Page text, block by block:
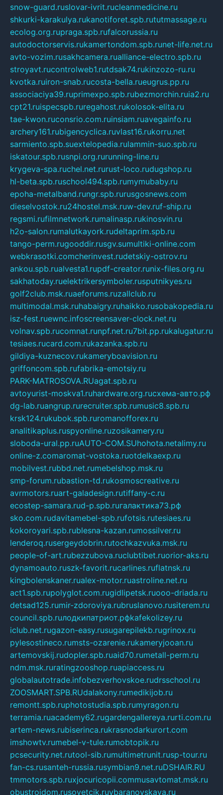
snow-guard.ruslovar-ivrit.rucleanmedicine.ru
shkurki-karakulya.rukanotiforet.spb.rututmassage.ru
ecolog.org.rupraga.spb.rufalcorussia.ru
autodoctorservis.rukamertondom.spb.runet-life.net.ru
avto-vozim.rusakhcamera.rualliance-electro.spb.ru
stroyavt.rucontrolweb1.rutdsak74.rukinzozo-ru.ru
kvotka.ruiron-snab.rucosta-bella.rueugrus.pp.ru
associaciya39.ruprimexpo.spb.rubezmorchin.ruia2.ru
cpt21.ruispecspb.ruregahost.rukolosok-elita.ru
tae-kwon.ruconsrio.com.ruinsiam.ruavegainfo.ru
archery161.rubigencyclica.ruvlast16.rukorru.net
sarmiento.spb.suextelopedia.rulammin-suo.spb.ru
iskatour.spb.rusnpi.org.rurunning-line.ru
krygeva-spa.ruchel.net.rurust-loco.rudugshop.ru
hl-beta.spb.ruschool494.spb.rumymubaby.ru
epoha-metalband.rungr.spb.rurusgosnews.com
dieselvostok.ru24hostel.msk.ruw-dev.ruf-ship.ru
regsmi.rufilmnetwork.rumalinasp.rukinosvin.ru
h2o-salon.rumalutkayork.rudeltaprim.spb.ru
tango-perm.rugooddir.rusgv.sumultiki-online.com
webkrasotki.comcherinvest.rudetskiy-ostrov.ru
ankou.spb.rualvesta1.rupdf-creator.runix-files.org.ru
sakhatoday.ruelektrikersymboler.rusputnikyes.ru
golf2club.msk.ruaeforums.ruzallclub.ru
multimodal.msk.ruhabaigry.ruhaikko.rusobakopedia.ru
isz-fest.ruewnc.infoscreensaver-clock.net.ru
volnav.spb.rucomnat.runpf.net.ru7bit.pp.rukalugatur.ru
tesiaes.rucard.com.rukazanka.spb.ru
gildiya-kuznecov.rukameryboavision.ru
griffoncom.spb.rufabrika-emotsiy.ru
PARK-MATROSOVA.RUagat.spb.ru
avtoyurist-moskva1.ruhardware.org.ruсхема-авто.рф
dg-lab.ruangrup.rurecruiter.spb.rumusic8.spb.ru
krsk124.rukubok.spb.ruromanofforex.ru
analitikaplus.ruspyonline.ruzosikamery.ru
sloboda-ural.pp.ruAUTO-COM.SUhohota.netalimy.ru
online-z.comaromat-vostoka.ruotdelkaexp.ru
mobilvest.rubbd.net.rumebelshop.msk.ru
smp-forum.rubastion-td.rukosmoscreative.ru
avrmotors.ruart-galadesign.rutiffany-c.ru
ecostep-samara.rud-p.spb.ruгалактика73.рф
sko.com.rudavitamebel-spb.rufotsis.rutesiaes.ru
kokoroyari.spb.rublesna-kazan.rumossilver.ru
lenderoq.rusergeydobrin.rutochkazvuka.msk.ru
people-of-art.rubezzubova.ruclubtibet.ruorior-aks.ru
dynamoauto.ruszk-favorit.rucarlines.ruflatnsk.ru
kingbolenskaner.rualex-motor.ruastroline.net.ru
act1.spb.rupolyglot.com.rugidlipetsk.ruooo-driada.ru
detsad125.rumir-zdoroviya.rubruslanovo.rusiterem.ru
council.spb.ruлодкипатриот.рфkafekolizey.ru
iclub.net.rugazon-easy.rusugarepilekb.rugrinox.ru
pylesostineco.rumsts-ozarenie.rukameryjooan.ru
artemovskij.rudopler.spb.ruaid70.rumetall-perm.ru
ndm.msk.ruratingzooshop.ruapiaccess.ru
globalautotrade.infobezverhovskoe.rudrsschool.ru
ZOOSMART.SPB.RUdalakony.rumedikijob.ru
remontt.spb.ruphotostudia.spb.rumyragon.ru
terramia.ruacademy62.rugardengallereya.rurti.com.ru
artem-news.rubiserinca.rukrasnodarkurort.com
imshowtv.rumebel-v-tule.rumobtopik.ru
pcsecurity.net.rutool-sib.rumultimetrunit.rusp-tour.ru
fan-cs.rusanteh-russia.rusymbian9.net.ruDSHAIR.RU
tmmotors.spb.ruxjocuricopii.commusavtomat.msk.ru
obustrojdom.rusovetcik.ruybaranovskaya.ru